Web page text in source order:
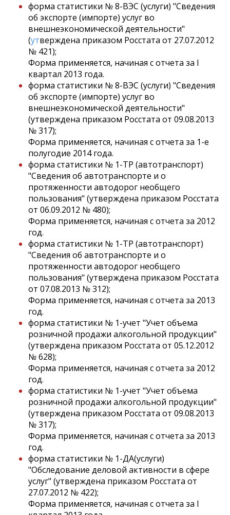
форма статистики № 8-ВЭС (услуги) "Сведения
об экспорте (импорте) услуг во
внешнеэкономической деятельности"
(утверждена приказом Росстата от 27.07.2012
№ 421);
Форма применяется, начиная с отчета за I
квартал 2013 года.
форма статистики № 8-ВЭС (услуги) "Сведения
об экспорте (импорте) услуг во
внешнеэкономической деятельности"
(утверждена приказом Росстата от 09.08.2013
№ 317);
Форма применяется, начиная с отчета за 1-е
полугодие 2014 года.
форма статистики № 1-ТР (автотранспорт)
"Сведения об автотранспорте и о
протяженности автодорог необщего
пользования" (утверждена приказом Росстата
от 06.09.2012 № 480);
Форма применяется, начиная с отчета за 2012
год.
форма статистики № 1-ТР (автотранспорт)
"Сведения об автотранспорте и о
протяженности автодорог необщего
пользования" (утверждена приказом Росстата
от 07.08.2013 № 312);
Форма применяется, начиная с отчета за 2013
год.
форма статистики № 1-учет "Учет объема
розничной продажи алкогольной продукции"
(утверждена приказом Росстата от 05.12.2012
№ 628);
Форма применяется, начиная с отчета за 2012
год.
форма статистики № 1-учет "Учет объема
розничной продажи алкогольной продукции"
(утверждена приказом Росстата от 09.08.2013
№ 317);
Форма применяется, начиная с отчета за 2013
год.
форма статистики № 1-ДА(услуги)
"Обследование деловой активности в сфере
услуг" (утверждена приказом Росстата от
27.07.2012 № 422);
Форма применяется, начиная с отчета за I